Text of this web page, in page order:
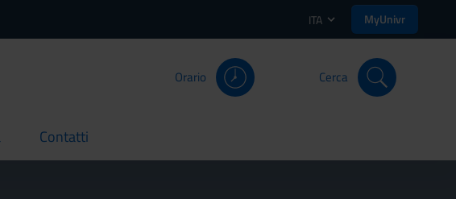
ITA MyUnivr
Orario Cerca
Contatti
current